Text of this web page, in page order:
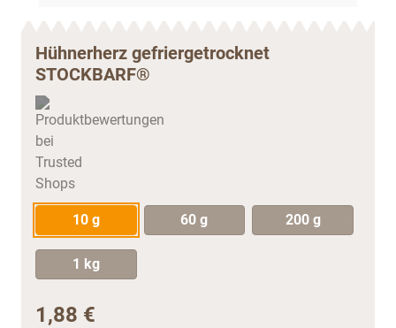
Hühnerherz gefriergetrocknet
STOCKBARF®
10 g 60 g 200 g
1 kg
1,88 €